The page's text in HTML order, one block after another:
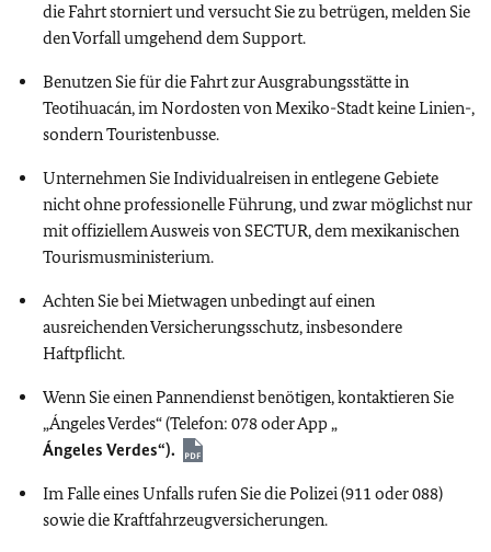
die Fahrt storniert und versucht Sie zu betrügen, melden Sie
den Vorfall umgehend dem Support.
Benutzen Sie für die Fahrt zur Ausgrabungsstätte in
Teotihuacán, im Nordosten von Mexiko-Stadt keine Linien-,
sondern Touristenbusse.
Unternehmen Sie Individualreisen in entlegene Gebiete
nicht ohne professionelle Führung, und zwar möglichst nur
mit offiziellem Ausweis von SECTUR, dem mexikanischen
Tourismusministerium.
Achten Sie bei Mietwagen unbedingt auf einen
ausreichenden Versicherungsschutz, insbesondere
Haftpflicht.
Wenn Sie einen Pannendienst benötigen, kontaktieren Sie
„Ángeles Verdes“ (Telefon: 078 oder App „
Ángeles Verdes“).
Im Falle eines Unfalls rufen Sie die Polizei (911 oder 088)
sowie die Kraftfahrzeugversicherungen.